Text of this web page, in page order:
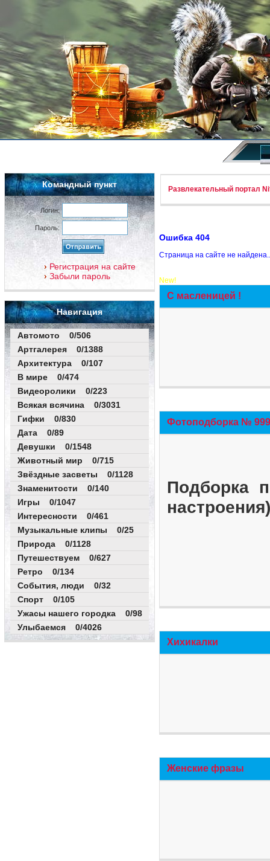
Командный пункт
Логин:
Пароль:
Регистрация на сайте
Забыли пароль
Навигация
Автомото 0/506
Артгалерея 0/1388
Архитектура 0/107
В мире 0/474
Видеоролики 0/223
Всякая всячина 0/3031
Гифки 0/830
Дата 0/89
Девушки 0/1548
Животный мир 0/715
Звёздные засветы 0/1128
Знаменитости 0/140
Игры 0/1047
Интересности 0/461
Музыкальные клипы 0/25
Природа 0/1128
Путешествуем 0/627
Ретро 0/134
События, люди 0/32
Спорт 0/105
Ужасы нашего городка 0/98
Улыбаемся 0/4026
Развлекательный портал
Ошибка 404
Страница на сайте не
New!
С масленицей !
Фотоподборка №
Подборка
Хихикалки
Женские фразы